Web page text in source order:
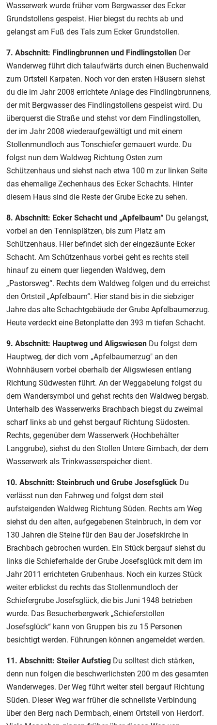
Wasserwerk wurde früher vom Bergwasser des Ecker
Grundstollens gespeist. Hier biegst du rechts ab und
gelangst am Fuß des Tals zum Ecker Grundstollen.
7. Abschnitt: Findlingbrunnen und Findlingstollen Der
Wanderweg führt dich talaufwärts durch einen Buchenwald
zum Ortsteil Karpaten. Noch vor den ersten Häusern siehst
du die im Jahr 2008 errichtete Anlage des Findlingbrunnens,
der mit Bergwasser des Findlingstollens gespeist wird. Du
überquerst die Straße und stehst vor dem Findlingstollen,
der im Jahr 2008 wiederaufgewältigt und mit einem
Stollenmundloch aus Tonschiefer gemauert wurde. Du
folgst nun dem Waldweg Richtung Osten zum
Schützenhaus und siehst nach etwa 100 m zur linken Seite
das ehemalige Zechenhaus des Ecker Schachts. Hinter
diesem Haus sind die Reste der Grube Ecke zu sehen.
8. Abschnitt: Ecker Schacht und „Apfelbaum“ Du gelangst,
vorbei an den Tennisplätzen, bis zum Platz am
Schützenhaus. Hier befindet sich der eingezäunte Ecker
Schacht. Am Schützenhaus vorbei geht es rechts steil
hinauf zu einem quer liegenden Waldweg, dem
„Pastorsweg“. Rechts dem Waldweg folgen und du erreichst
den Ortsteil „Apfelbaum“. Hier stand bis in die siebziger
Jahre das alte Schachtgebäude der Grube Apfelbaumerzug.
Heute verdeckt eine Betonplatte den 393 m tiefen Schacht.
9. Abschnitt: Hauptweg und Aligswiesen Du folgst dem
Hauptweg, der dich vom „Apfelbaumerzug" an den
Wohnhäusern vorbei oberhalb der Aligswiesen entlang
Richtung Südwesten führt. An der Weggabelung folgst du
dem Wandersymbol und gehst rechts den Waldweg bergab.
Unterhalb des Wasserwerks Brachbach biegst du zweimal
scharf links ab und gehst bergauf Richtung Südosten.
Rechts, gegenüber dem Wasserwerk (Hochbehälter
Langgrube), siehst du den Stollen Untere Girnbach, der dem
Wasserwerk als Trinkwasserspeicher dient.
10. Abschnitt: Steinbruch und Grube Josefsglück Du
verlässt nun den Fahrweg und folgst dem steil
aufsteigenden Waldweg Richtung Süden. Rechts am Weg
siehst du den alten, aufgegebenen Steinbruch, in dem vor
130 Jahren die Steine für den Bau der Josefskirche in
Brachbach gebrochen wurden. Ein Stück bergauf siehst du
links die Schieferhalde der Grube Josefsglück mit dem im
Jahr 2011 errichteten Grubenhaus. Noch ein kurzes Stück
weiter erblickst du rechts das Stollenmundloch der
Schiefergrube Josefsglück, die bis Juni 1948 betrieben
wurde. Das Besucherbergwerk „Schieferstollen
Josefsglück“ kann von Gruppen bis zu 15 Personen
besichtigt werden. Führungen können angemeldet werden.
11. Abschnitt: Steiler Aufstieg Du solltest dich stärken,
denn nun folgen die beschwerlichsten 200 m des gesamten
Wanderweges. Der Weg führt weiter steil bergauf Richtung
Süden. Dieser Weg war früher die schnellste Verbindung
über den Berg nach Dermbach, einem Ortsteil von Herdorf.